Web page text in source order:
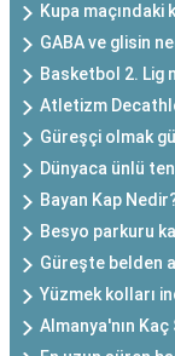
Kupa
GABA ve glisin
Basketbol 2. Lig
Atletizm
Güreşçi olmak
Dünyaca ünlü
Bayan Kap
Besyo parkuru
Güreşte belden
Yüzmek kolları
Almanya'nın